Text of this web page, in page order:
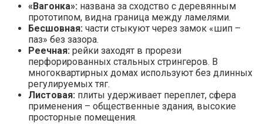
«Вагонка»: названа за сходство с деревянным
прототипом, видна граница между ламелями.
Бесшовная: части стыкуют через замок «шип –
паз» без зазора.
Реечная: рейки заходят в прорези
перфорированных стальных стрингеров. В
многоквартирных домах используют без длинных
регулируемых тяг.
Листовая: плиты удерживает переплет, сфера
применения – общественные здания, высокие
просторные помещения.